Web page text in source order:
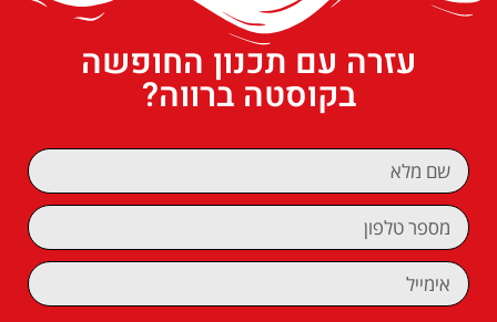
עזרה עם תכנון החופשה
בקוסטה ברווה?